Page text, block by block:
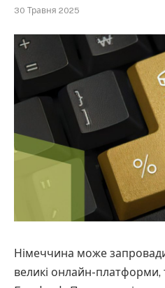
30 Травня 2025
Німеччина може
великі онлайн-платформи,